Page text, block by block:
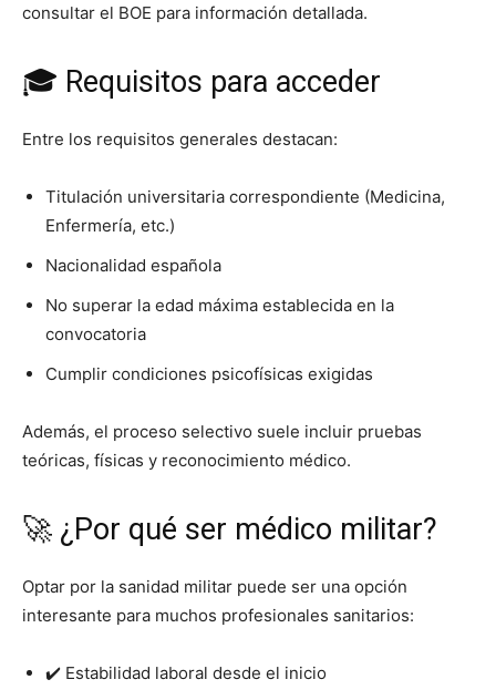
consultar el BOE para información detallada.
🎓 Requisitos para acceder
Entre los requisitos generales destacan:
Titulación universitaria correspondiente (Medicina,
Enfermería, etc.)
Nacionalidad española
No superar la edad máxima establecida en la
convocatoria
Cumplir condiciones psicofísicas exigidas
Además, el proceso selectivo suele incluir pruebas
teóricas, físicas y reconocimiento médico.
🚀 ¿Por qué ser médico militar?
Optar por la sanidad militar puede ser una opción
interesante para muchos profesionales sanitarios:
✔️ Estabilidad laboral desde el inicio